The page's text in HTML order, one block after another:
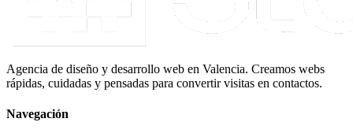
Agencia de diseño y desarrollo web en Valencia. Creamos webs
rápidas, cuidadas y pensadas para convertir visitas en contactos.
Navegación